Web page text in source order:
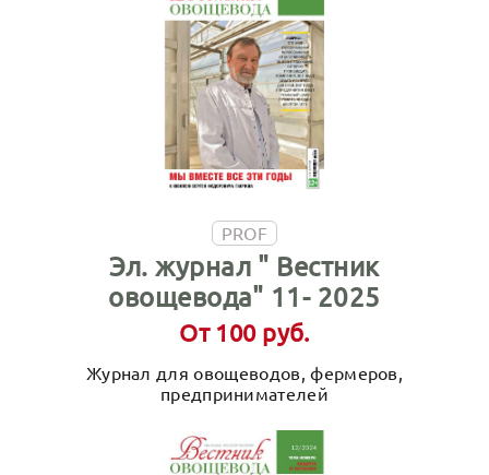
PROF
Эл. журнал " Вестник
овощевода" 11- 2025
От 100 руб.
Журнал для овощеводов, фермеров,
предпринимателей